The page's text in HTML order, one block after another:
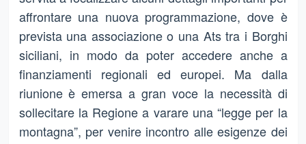
affrontare una nuova programmazione, dove è
prevista una associazione o una Ats tra i Borghi
siciliani, in modo da poter accedere anche a
finanziamenti regionali ed europei. Ma dalla
riunione è emersa a gran voce la necessità di
sollecitare la Regione a varare una “legge per la
montagna”, per venire incontro alle esigenze dei